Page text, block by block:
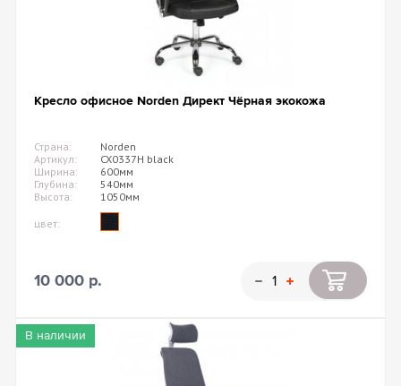
Кресло офисное Norden Директ Чёрная экокожа
Страна:
Norden
Артикул:
CX0337H black
Ширина:
600мм
Глубина:
540мм
Высота:
1050мм
цвет:
10 000 р.
В наличии